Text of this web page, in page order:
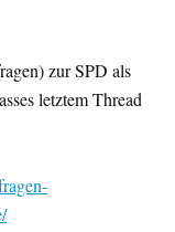
zur SPD als
letztem Thread